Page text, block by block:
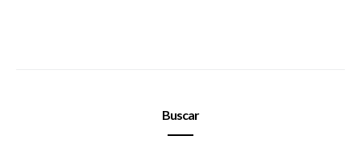
Buscar